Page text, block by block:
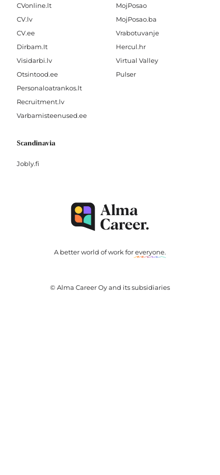
CVonline.lt
CV.lv
CV.ee
Dirbam.It
Visidarbi.lv
Otsintood.ee
Personaloatrankos.lt
Recruitment.lv
Varbamisteenused.ee
MojPosao
MojPosao.ba
Vrabotuvanje
Hercul.hr
Virtual Valley
Pulser
Scandinavia
Jobly.fi
A better world of work foreveryone.
© Alma Career Oy and its subsidiaries